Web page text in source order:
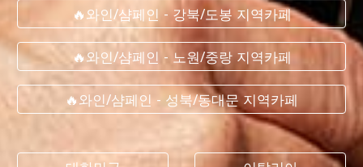
🔥와인/샴페인 - 강북/도봉 지역카페
🔥와인/샴페인 - 노원/중랑 지역카페
🔥와인/샴페인 - 성북/동대문 지역카페